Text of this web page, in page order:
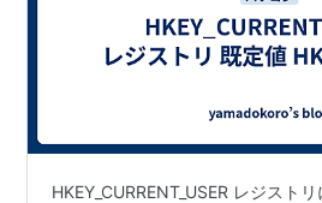
HKEY_CURRENT_USER レジスト